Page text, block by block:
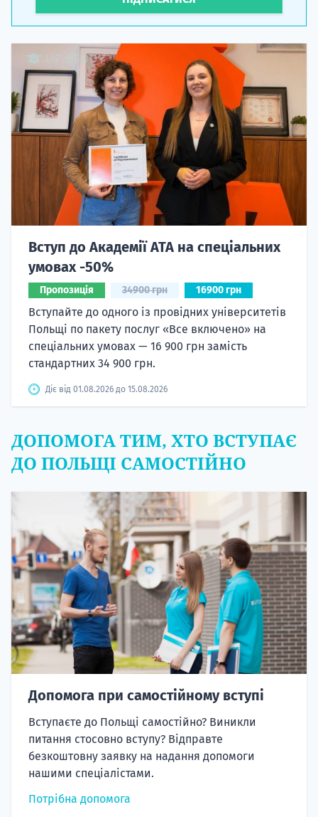
Вступ до Академії ATA на спеціальних
умовах -50%
Пропозиція 34900 грн 16900 грн
Вступайте до одного із провідних університетів
Польщі по пакету послуг «Все включено» на
спеціальних умовах — 16 900 грн замість
стандартних 34 900 грн.
Діє від 01.08.2026 до 15.08.2026
ДОПОМОГА ТИМ, ХТО ВСТУПАЄ
ДО ПОЛЬЩІ САМОСТІЙНО
Допомога при самостійному вступі
Вступаєте до Польщі самостійно? Виникли
питання стосовно вступу? Відправте
безкоштовну заявку на надання допомоги
нашими спеціалістами.
Потрібна допомога